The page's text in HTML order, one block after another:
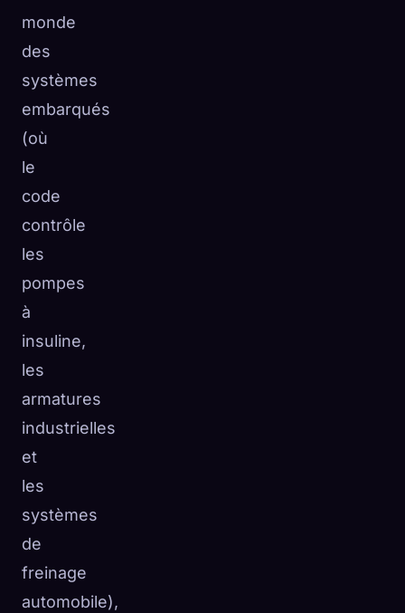
monde
des
systèmes
embarqués
(où
le
code
contrôle
les
pompes
à
insuline,
les
armatures
industrielles
et
les
systèmes
de
freinage
automobile),